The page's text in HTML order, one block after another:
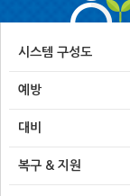
시스템 구성도
예방
대비
복구 & 지원